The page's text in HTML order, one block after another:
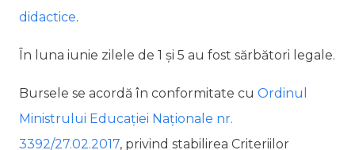
didactice.
În luna iunie zilele de 1 și 5 au fost sărbători legale.
Bursele se acordă în conformitate cu Ordinul
Ministrului Educației Naționale nr.
3392/27.02.2017, privind stabilirea Criteriilor